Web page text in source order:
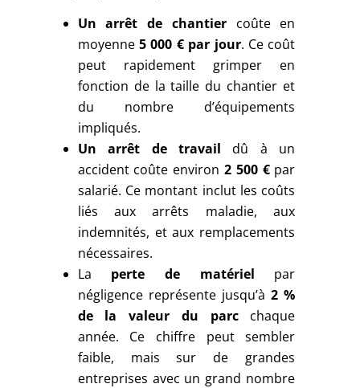
Un arrêt de chantiercoûte en
moyenne5 000 € par jour. Ce coût
peut rapidement grimper en
fonction de la taille du chantier et
du nombre d’équipements
impliqués.
Un arrêt de travail dû à un
accident coûte environ 2 500 €par
salarié. Ce montant inclut les coûts
liés aux arrêts maladie, aux
indemnités, et aux remplacements
nécessaires.
La perte de matériel par
négligence représente jusqu’à2 %
de la valeur du parcchaque
année. Ce chiffre peut sembler
faible, mais sur de grandes
entreprises avec un grand nombre